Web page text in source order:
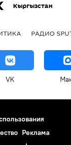
Кыргызстан
РАДИО
VK
Реклама